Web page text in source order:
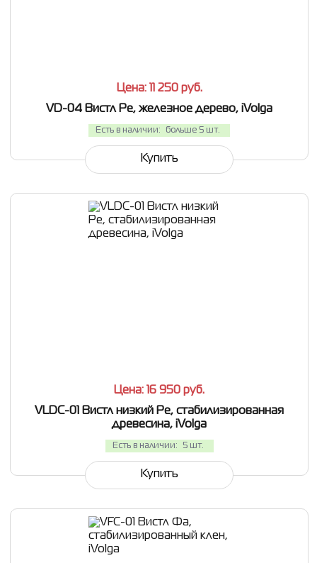
Цена: 11 250 руб.
VD-04 Вистл Ре, железное дерево, iVolga
Есть в наличии: больше 5 шт.
Купить
Цена: 16 950 руб.
VLDС-01 Вистл низкий Ре, стабилизированная
древесина, iVolga
Есть в наличии: 5 шт.
Купить